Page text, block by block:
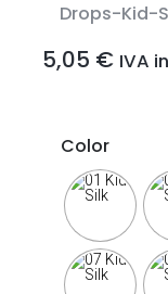
Drops-Kid-
5,05 € IVA
Color